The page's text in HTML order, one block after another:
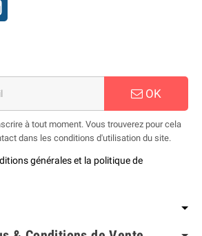
OK
à tout moment. Vous trouverez pour cela
dans les conditions d'utilisation du site.
générales et la politique de